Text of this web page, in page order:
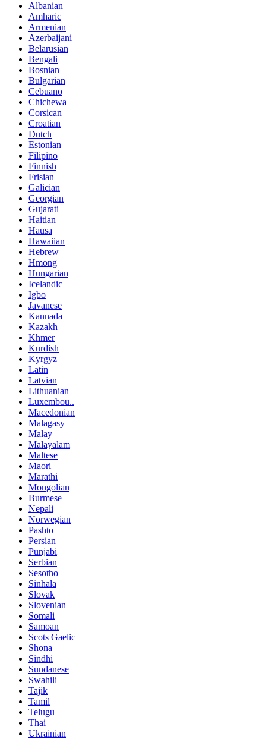
Albanian
Amharic
Armenian
Azerbaijani
Belarusian
Bengali
Bosnian
Bulgarian
Cebuano
Chichewa
Corsican
Croatian
Dutch
Estonian
Filipino
Finnish
Frisian
Galician
Georgian
Gujarati
Haitian
Hausa
Hawaiian
Hebrew
Hmong
Hungarian
Icelandic
Igbo
Javanese
Kannada
Kazakh
Khmer
Kurdish
Kyrgyz
Latin
Latvian
Lithuanian
Luxembou..
Macedonian
Malagasy
Malay
Malayalam
Maltese
Maori
Marathi
Mongolian
Burmese
Nepali
Norwegian
Pashto
Persian
Punjabi
Serbian
Sesotho
Sinhala
Slovak
Slovenian
Somali
Samoan
Scots Gaelic
Shona
Sindhi
Sundanese
Swahili
Tajik
Tamil
Telugu
Thai
Ukrainian